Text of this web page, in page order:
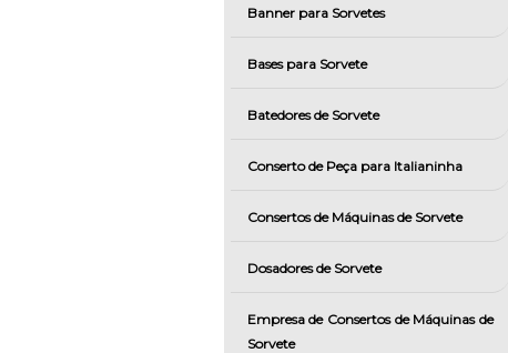
Banner para Sorvetes
Bases para Sorvete
Batedores de Sorvete
Conserto de Peça para Italianinha
Consertos de Máquinas de Sorvete
Dosadores de Sorvete
Empresa de Consertos de Máquinas de
Sorvete